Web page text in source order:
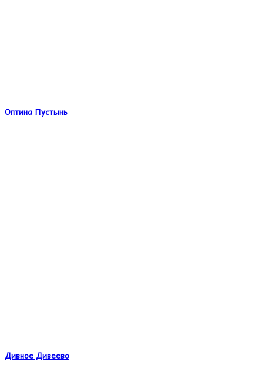
Оптина Пустынь
Дивное Дивеево